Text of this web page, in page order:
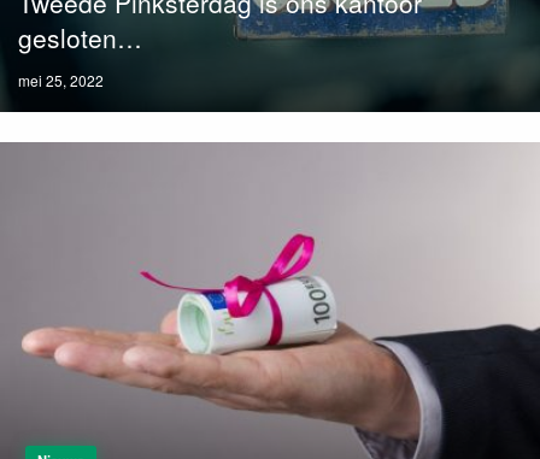
gesloten…
Posted
on
mei 25, 2022